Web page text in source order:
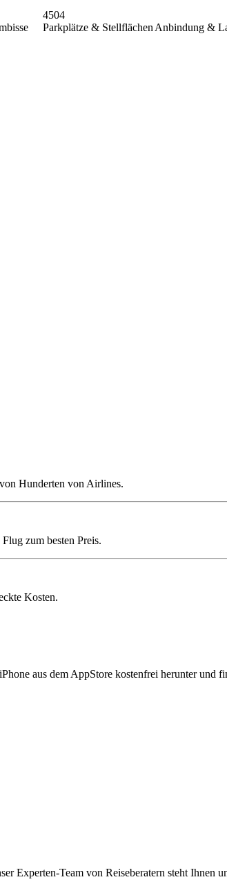
4504
Parkplätze & Stellflächen Anbindung &
Hunderten von Airlines.
zum besten Preis.
Kosten.
aus dem AppStore kostenfrei herunter und
Experten-Team von Reiseberatern steht Ihnen